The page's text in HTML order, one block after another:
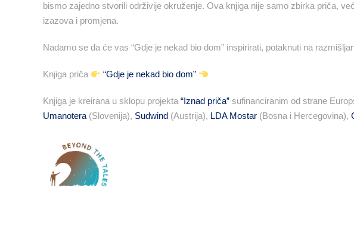
bismo zajedno stvorili održivije okruženje. Ova knjiga nije samo zbirka priča,
izazova i promjena.
Nadamo se da će vas “Gdje je nekad bio dom” inspirirati, potaknuti na
Knjiga priča “Gdje je nekad bio dom”
Knjiga je kreirana u sklopu projekta “Iznad priča” sufinanciranim od strane
Umanotera (Slovenija), Sudwind (Austrija), LDA Mostar (Bosna i Hercegovina),